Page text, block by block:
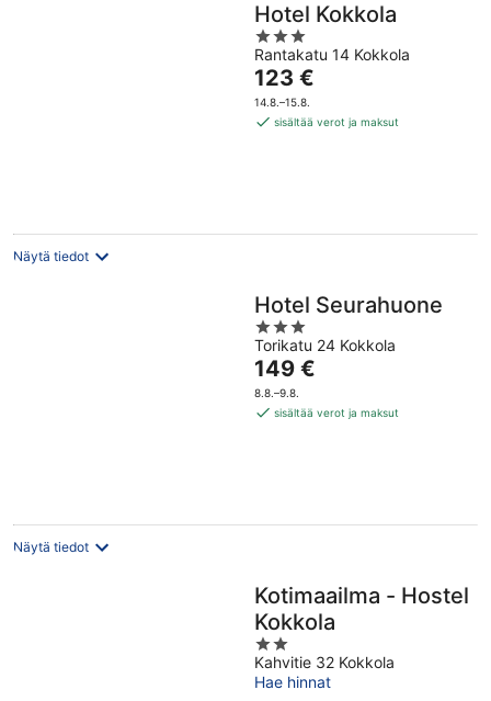
Hotel Kokkola
3
out
of
5
Rantakatu 14 Kokkola
Hinta
on
123 €
123 €
14.8.–15.8.
sisältää verot ja maksut
Näytä tiedot
Hotel Seurahuone
3
out
of
5
Torikatu 24 Kokkola
Hinta
on
149 €
149 €
8.8.–9.8.
sisältää verot ja maksut
Näytä tiedot
Kotimaailma - Hostel
Kokkola
2
out
of
Kahvitie 32 Kokkola
Hae hinnat